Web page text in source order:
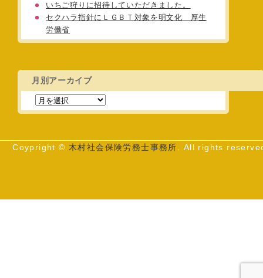
いちご狩りに招待していただきました。
セクハラ指針にＬＧＢＴ対象を明文化 厚生
労働省
月別アーカイブ
Coypright © 木村社会保険労務士事務所 . All rights